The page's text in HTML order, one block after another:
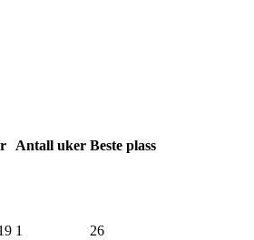
Antall uker Beste plass
1 26